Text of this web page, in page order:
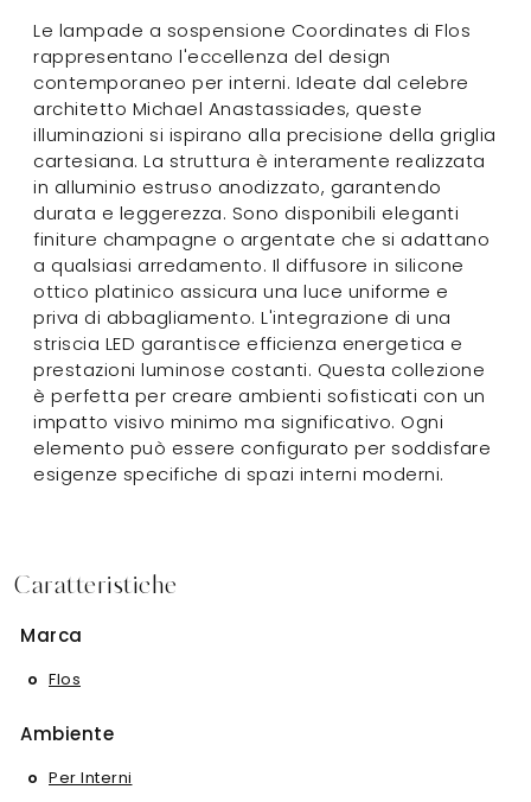
Le lampade a sospensione Coordinates di Flos
rappresentano l'eccellenza del design
contemporaneo per interni. Ideate dal celebre
architetto Michael Anastassiades, queste
illuminazioni si ispirano alla precisione della griglia
cartesiana. La struttura è interamente realizzata
in alluminio estruso anodizzato, garantendo
durata e leggerezza. Sono disponibili eleganti
finiture champagne o argentate che si adattano
a qualsiasi arredamento. Il diffusore in silicone
ottico platinico assicura una luce uniforme e
priva di abbagliamento. L'integrazione di una
striscia LED garantisce efficienza energetica e
prestazioni luminose costanti. Questa collezione
è perfetta per creare ambienti sofisticati con un
impatto visivo minimo ma significativo. Ogni
elemento può essere configurato per soddisfare
esigenze specifiche di spazi interni moderni.
Caratteristiche
Marca
Flos
Ambiente
Per Interni